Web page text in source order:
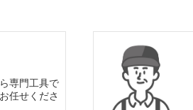
専門工具で
任せくださ